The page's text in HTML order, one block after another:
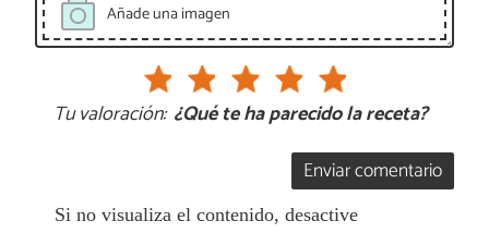
Añade una imagen
Tu valoración: ¿Qué te ha parecido la receta?
Enviar comentario
Si no visualiza el contenido, desactive